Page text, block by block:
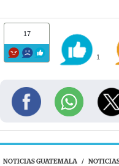
17
1
NOTICIAS GUATEMALA /